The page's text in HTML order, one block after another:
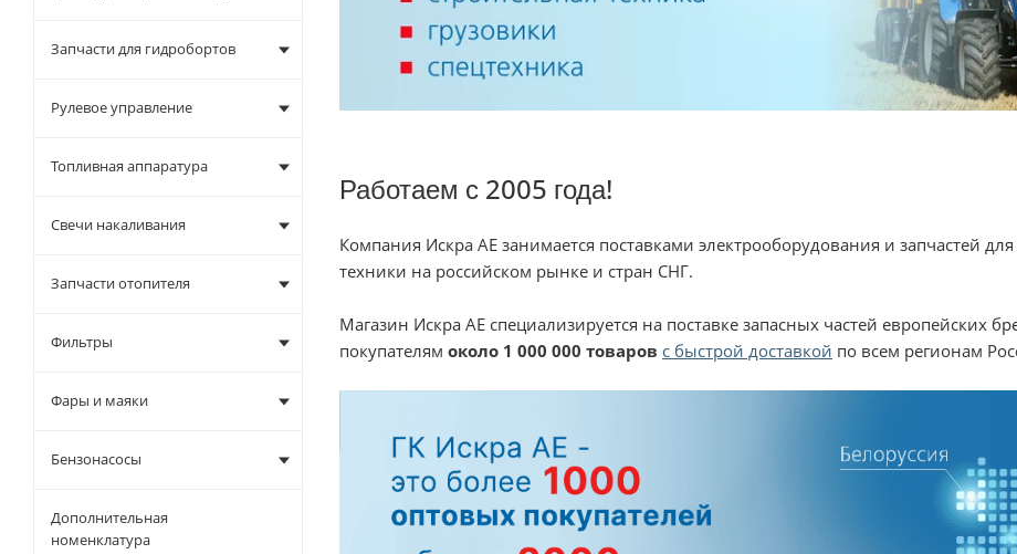
Работаем с 2005 года!
Компания Искра АЕ занимается поставками электрооборудования и запчастей
техники на российском рынке и стран СНГ.
Магазин Искра АЕ специализируется на поставке запасных частей европейских
покупателям около 1 000 000 товаров с быстрой доставкой по всем регионам
Запчасти для гидробортов
Рулевое управление
Топливная аппаратура
Свечи накаливания
Запчасти отопителя
Фильтры
Фары и маяки
Бензонасосы
Дополнительная
номенклатура